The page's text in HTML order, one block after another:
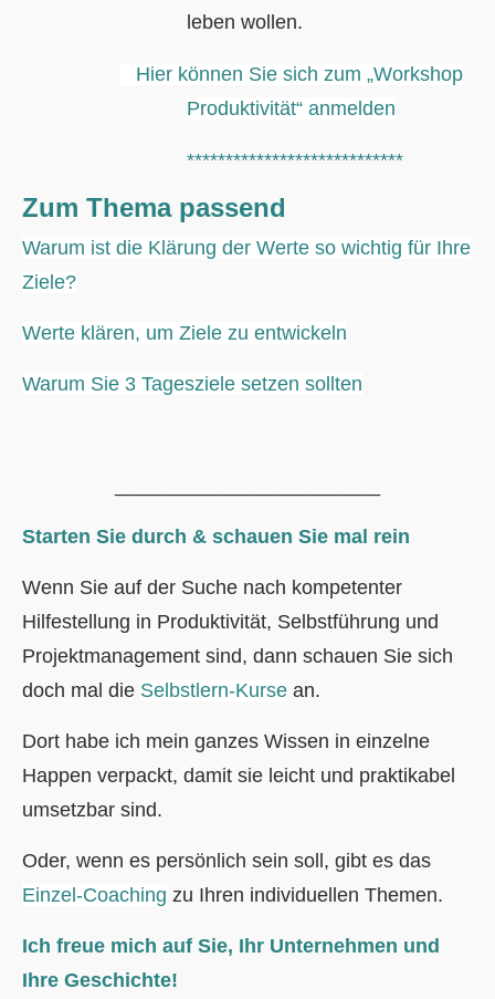
leben wollen.
Hier können Sie sich zum „Workshop
Produktivität“ anmelden
****************************
Zum Thema passend
Warum ist die Klärung der Werte so wichtig für Ihre
Ziele?
Werte klären, um Ziele zu entwickeln
Warum Sie 3 Tagesziele setzen sollten
Starten Sie durch & schauen Sie mal rein
Wenn Sie auf der Suche nach kompetenter
Hilfestellung in Produktivität, Selbstführung und
Projektmanagement sind, dann schauen Sie sich
doch mal die Selbstlern-Kurse an.
Dort habe ich mein ganzes Wissen in einzelne
Happen verpackt, damit sie leicht und praktikabel
umsetzbar sind.
Oder, wenn es persönlich sein soll, gibt es das
Einzel-Coaching zu Ihren individuellen Themen.
Ich freue mich auf Sie, Ihr Unternehmen und
Ihre Geschichte!